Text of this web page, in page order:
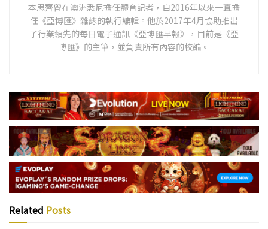
本思齊曾在澳洲悉尼擔任體育記者，自2016年以來一直擔
任《亞博匯》雜誌的執行編輯。他於2017年4月協助推出
了行業領先的每日電子通訊《亞博匯早報》，目前是《亞
博匯》的主筆，並負責所有內容的校編。
Related Posts